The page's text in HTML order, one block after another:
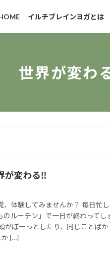
イルチブレインヨガとは
世界が変わ
が変わる‼️
、体験してみませんか？ 毎日忙
のルーチン」で一日が終わってし
がぼーっとしたり、同じことばか
[…]